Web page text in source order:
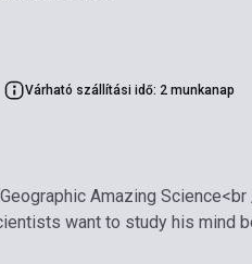
Várható szállítási idő: 2 munkanap
Amazing Science<br
want to study his mind